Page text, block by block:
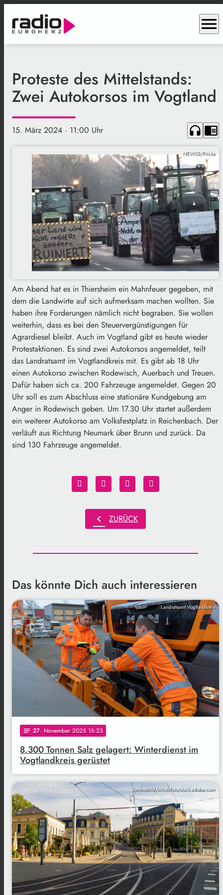
menu
Proteste des Mittelstands:
Zwei Autokorsos im Vogtland
15. März 2024 · 11:00 Uhr headphones chrome_reader_mode
NEWS5/Fricke
Am Abend hat es in Thiersheim ein Mahnfeuer gegeben, mit
dem die Landwirte auf sich aufmerksam machen wollten. Sie
haben ihre Forderungen nämlich nicht begraben. Sie wollen
weiterhin, dass es bei den Steuervergünstigungen für
Agrardiesel bleibt. Auch im Vogtland gibt es heute wieder
Protestaktionen. Es sind zwei Autokorsos angemeldet, teilt
das Landratsamt im Vogtlandkreis mit. Es gibt ab 18 Uhr
einen Autokorso zwischen Rodewisch, Auerbach und Treuen.
Dafür haben sich ca. 200 Fahrzeuge angemeldet. Gegen 20
Uhr soll es zum Abschluss eine stationäre Kundgebung am
Anger in Rodewisch geben. Um 17.30 Uhr startet außerdem
ein weiterer Autokorso am Volksfestplatz in Reichenbach. Der
verläuft aus Richtung Neumark über Brunn und zurück. Da
sind 130 Fahrzeuge angemeldet.
chevron_left ZURÜCK
Das könnte Dich auch interessieren
Landratsamt Vogtlandkreis
notes 27. November 2025 15:23
8.300 Tonnen Salz gelagert: Winterdienst im
Vogtlandkreis gerüstet
Symbolbild/schulzfoto/stock.adobe.com